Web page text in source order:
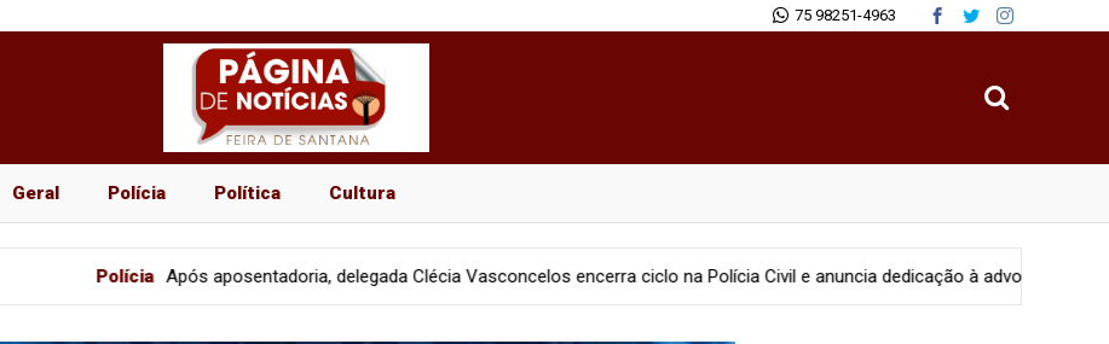
75 98251-4963
Geral Polícia Política Cultura
Após aposentadoria, delegada Clécia Vasconcelos encerra ciclo na Polícia Civil e anuncia dedicação à advocacia e projetos sociais